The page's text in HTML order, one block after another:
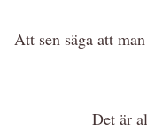
Att sen säga att
Det är